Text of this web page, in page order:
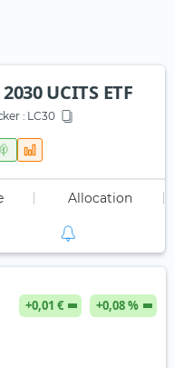
UCITS ETF
: LC30
Allocation
+0,01 €
+0,08 %